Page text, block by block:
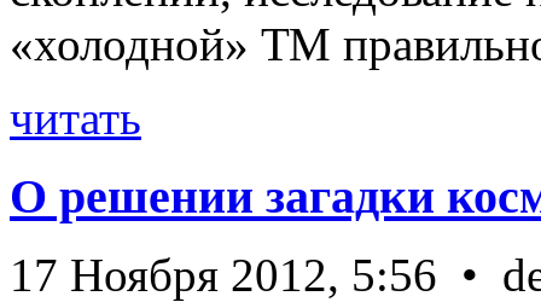
«холодной» ТМ
читать
О решении загадки
17 Ноября 2012, 5:56 •